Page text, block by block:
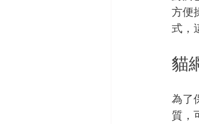
方便
式，
貓
為了
質，